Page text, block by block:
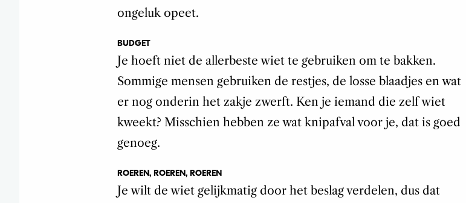
ongeluk opeet.
BUDGET
Je hoeft niet de allerbeste wiet te gebruiken om te bakken.
Sommige mensen gebruiken de restjes, de losse blaadjes en wat
er nog onderin het zakje zwerft. Ken je iemand die zelf wiet
kweekt? Misschien hebben ze wat knipafval voor je, dat is goed
genoeg.
ROEREN, ROEREN, ROEREN
Je wilt de wiet gelijkmatig door het beslag verdelen, dus dat